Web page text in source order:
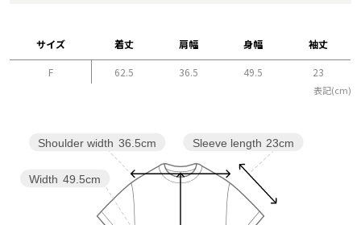
サイズ 着丈 肩幅 身幅 袖丈
F 62.5 36.5 49.5 23
表記(cm)
Sleeve length 23cm
Width 49.5cm
Shoulder width 36.5cm